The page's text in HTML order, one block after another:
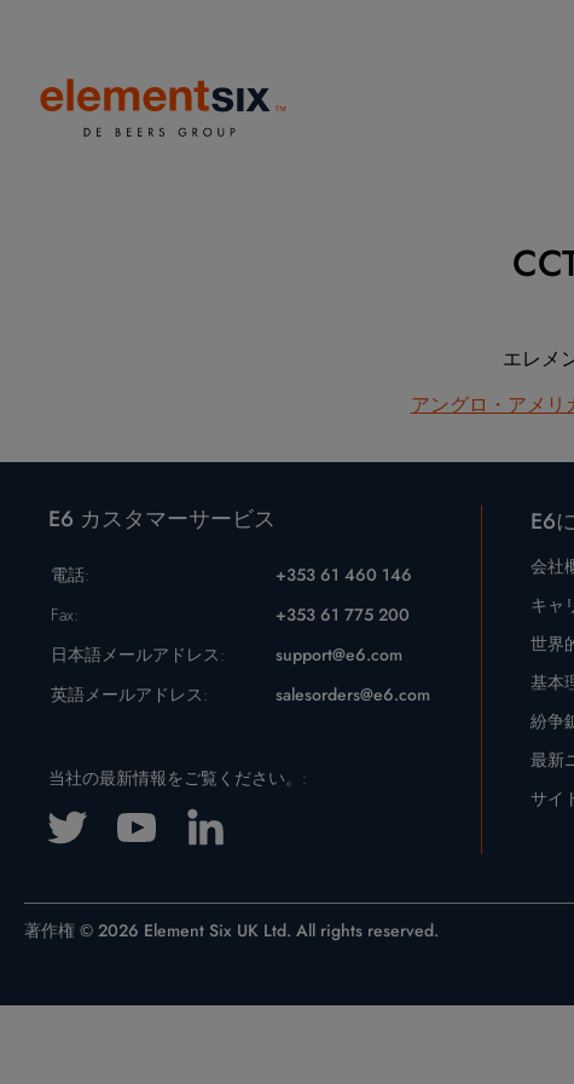
エレメ
アングロ・アメリ
E6 カスタマーサービス
電話:
+353 61 460 146
Fax:
+353 61 775 200
日本語メールアドレス:
support@e6.com
英語メールアドレス:
salesorders@e6.com
当社の最新情報をご覧ください。:
E6
会社
キャ
世界
基本
紛争
最新
サイ
著作権 © 2026 Element Six UK Ltd. All rights reserved.